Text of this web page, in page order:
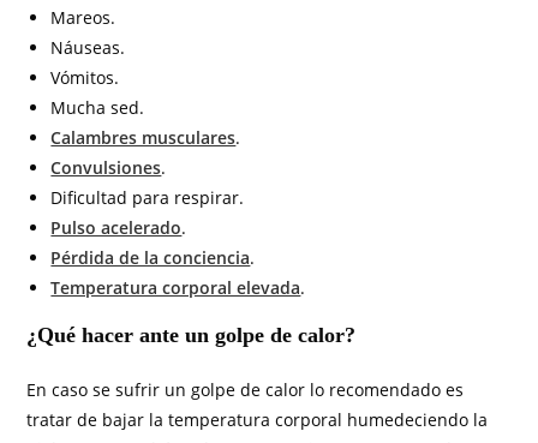
Mareos.
Náuseas.
Vómitos.
Mucha sed.
Calambres musculares.
Convulsiones.
Dificultad para respirar.
Pulso acelerado.
Pérdida de la conciencia.
Temperatura corporal elevada.
¿Qué hacer ante un golpe de calor?
En caso se sufrir un golpe de calor lo recomendado es
tratar de bajar la temperatura corporal humedeciendo la